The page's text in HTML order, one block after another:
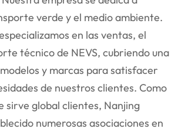
verde y el medio ambiente.
en las ventas, el
técnico de NEVS, cubriendo una
y marcas para satisfacer
de nuestros clientes. Como
sirve global clientes, Nanjing
numerosas asociaciones en